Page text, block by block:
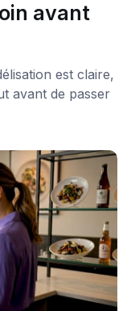
avant
est claire,
avant de passer